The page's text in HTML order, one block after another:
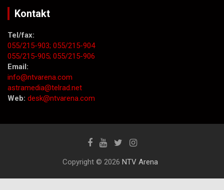
Kontakt
Tel/fax:
055/215-903; 055/215-904
055/215-905; 055/215-906
Email:
info@ntvarena.com
astramedia@telrad.net
Web: desk@ntvarena.com
Copyright © 2026 NTV Arena